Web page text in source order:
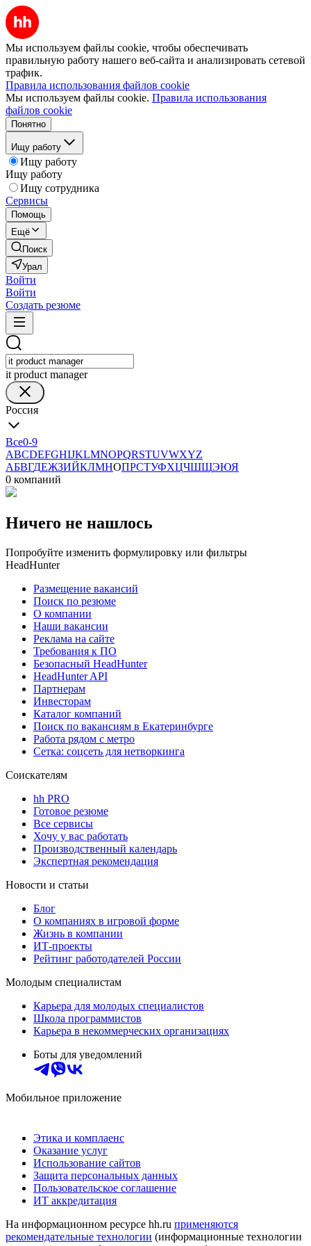
Мы используем файлы cookie, чтобы обеспечивать
правильную работу нашего веб-сайта и анализировать сетевой
трафик.
Правила использования файлов cookie
Мы используем файлы cookie. Правила использования
файлов cookie
Понятно
Ищу работу
Ищу работу
Ищу работу
Ищу сотрудника
Сервисы
Помощь
Ещё
Поиск
Урал
Войти
Войти
Создать резюме
it product manager
Россия
Все0-9
ABCDEFGHIJKLMNOPQRSTUVWXYZ
АБВГДЕЖЗИЙКЛМНОПРСТУФХЦЧШЩЭЮЯ
0 компаний
Ничего не нашлось
Попробуйте изменить формулировку или фильтры
HeadHunter
Размещение вакансий
Поиск по резюме
О компании
Наши вакансии
Реклама на сайте
Требования к ПО
Безопасный HeadHunter
HeadHunter API
Партнерам
Инвесторам
Каталог компаний
Поиск по вакансиям в Екатеринбурге
Работа рядом с метро
Сетка: соцсеть для нетворкинга
Соискателям
hh PRO
Готовое резюме
Все сервисы
Хочу у вас работать
Производственный календарь
Экспертная рекомендация
Новости и статьи
Блог
О компаниях в игровой форме
Жизнь в компании
ИТ-проекты
Рейтинг работодателей России
Молодым специалистам
Карьера для молодых специалистов
Школа программистов
Карьера в некоммерческих организациях
Боты для уведомлений
Мобильное приложение
Этика и комплаенс
Оказание услуг
Использование сайтов
Защита персональных данных
Пользовательское соглашение
ИТ аккредитация
На информационном ресурсе hh.ru применяются
рекомендательные технологии (информационные технологии